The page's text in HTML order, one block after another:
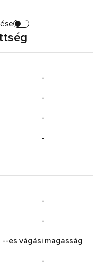
-
-
-
-
-
-
--es vágási magasság
-